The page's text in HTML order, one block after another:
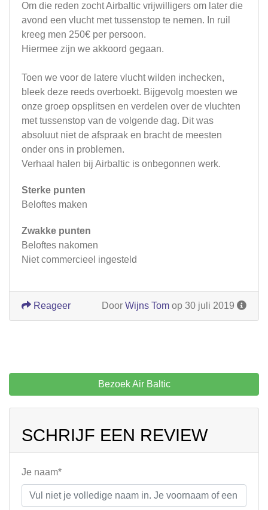
Om die reden zocht Airbaltic vrijwilligers om later die
avond een vlucht met tussenstop te nemen. In ruil
kreeg men 250€ per persoon.
Hiermee zijn we akkoord gegaan.
Toen we voor de latere vlucht wilden inchecken,
bleek deze reeds overboekt. Bijgevolg moesten we
onze groep opsplitsen en verdelen over de vluchten
met tussenstop van de volgende dag. Dit was
absoluut niet de afspraak en bracht de meesten
onder ons in problemen.
Verhaal halen bij Airbaltic is onbegonnen werk.
Sterke punten
Beloftes maken
Zwakke punten
Beloftes nakomen
Niet commercieel ingesteld
Door Wijns Tom op 30 juli 2019
Reageer
Bezoek Air Baltic
SCHRIJF EEN REVIEW
Je naam*